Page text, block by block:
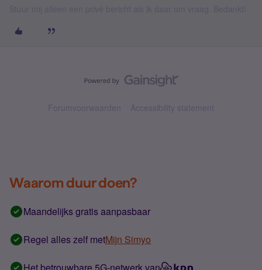
Forumvoorwaarden Accessibility statement
Waarom duur doen?
Maandelijks gratis aanpasbaar
Regel alles zelf metMijn Simyo